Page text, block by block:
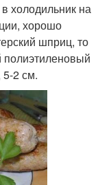
холодильник на
хорошо
шприц, то
полиэтиленовый
5-2 см.